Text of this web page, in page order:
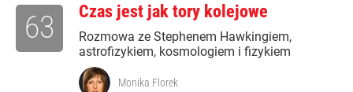
Czas jest jak tory kolejowe
Rozmowa ze Stephenem Hawkingiem,
astrofizykiem, kosmologiem i fizykiem
63
Monika Florek